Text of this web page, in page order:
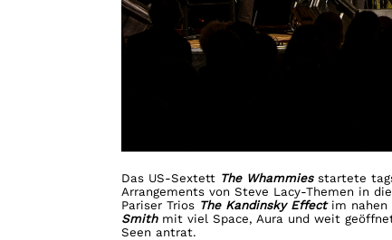
Das US-Sextett The Whammiesstartete
Arrangements von Steve Lacy-Themen in
Pariser Trios The Kandinsky Effect im nahen
Smithmit viel Space, Aura und weit
Seen antrat.